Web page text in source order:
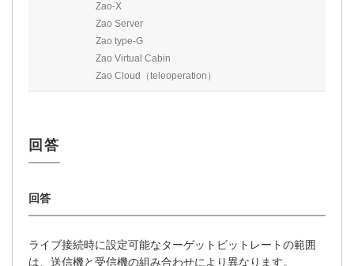
Zao-X
Zao Server
Zao type-G
Zao Virtual Cabin
Zao Cloud（teleoperation）
ライブ接続時に設定可能なターゲットビットレートの範囲
は、送信機と受信機の組み合わせにより異なります。